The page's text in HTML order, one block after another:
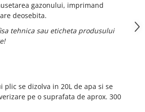
gazonului, imprimand
deosebita.
tehnica sau eticheta produsului
plic se dizolva in 20L de apa si se
pe o suprafata de aprox. 300